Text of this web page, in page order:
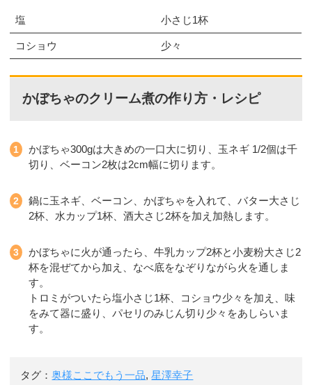
塩 小さじ1杯
コショウ 少々
かぼちゃのクリーム煮の作り方・レシピ
かぼちゃ300gは大きめの一口大に切り、玉ネギ 1/2個は千
切り、ベーコン2枚は2cm幅に切ります。
鍋に玉ネギ、ベーコン、かぼちゃを入れて、バター大さじ
2杯、水カップ1杯、酒大さじ2杯を加え加熱します。
かぼちゃに火が通ったら、牛乳カップ2杯と小麦粉大さじ2
杯を混ぜてから加え、なべ底をなぞりながら火を通しま
す。
トロミがついたら塩小さじ1杯、コショウ少々を加え、味
をみて器に盛り、パセリのみじん切り少々をあしらいま
す。
タグ：奥様ここでもう一品,星澤幸子